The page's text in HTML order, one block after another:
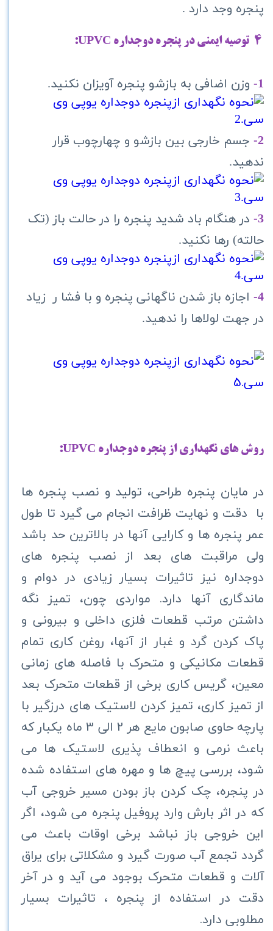
پنجره وجد دارد .
UPVC
:
1- وزن اضافی به بازشو پنجره آویزان نکنید.
2- جسم خارجی بین بازشو و چهارچوب قرار
ندهید.
3- در هنگام باد شدید پنجره را در حالت باز (تک
حالته) رها نکنید.
4- اجازه باز شدن ناگهانی پنجره و با فشا ر زیاد
در جهت لولاها را ندهید.
روش هاي نگهداري از پنجره دوجداره UPVC
:
در مايان پنجره طراحی، تولید و نصب پنجره ها
با دقت و نهايت ظرافت انجام می گیرد تا طول
عمر پنجره ها و کارایی آنها در بالاترین حد باشد
ولی مراقبت های بعد از نصب پنجره های
دوجداره نیز تاثیرات بسیار زیادی در دوام و
ماندگاری آنها دارد. مواردی چون، تمیز نگه
داشتن مرتب قطعات فلزی داخلی و بیرونی و
پاک کردن گرد و غبار از آنها، روغن کاری تمام
قطعات مکانیکی و متحرک با فاصله های زمانی
معین، گریس کاری برخی از قطعات متحرک بعد
از تمیز کاری، تمیز کردن لاستیک های درزگیر با
پارچه حاوی صابون مایع هر 2 الی 3 ماه یکبار که
باعث نرمی و انعطاف پذیری لاستیک ها می
شود، بررسی پیچ ها و مهره های استفاده شده
در پنجره، چک کردن باز بودن مسیر خروجی آب
که در اثر بارش وارد پروفیل پنجره می شود، اگر
این خروجی باز نباشد برخی اوقات باعث می
گردد تجمع آب صورت گیرد و مشکلاتی برای یراق
آلات و قطعات متحرک بوجود می آید و در آخر
دقت در استفاده از پنجره ، تاثیرات بسیار
مطلوبی دارد.